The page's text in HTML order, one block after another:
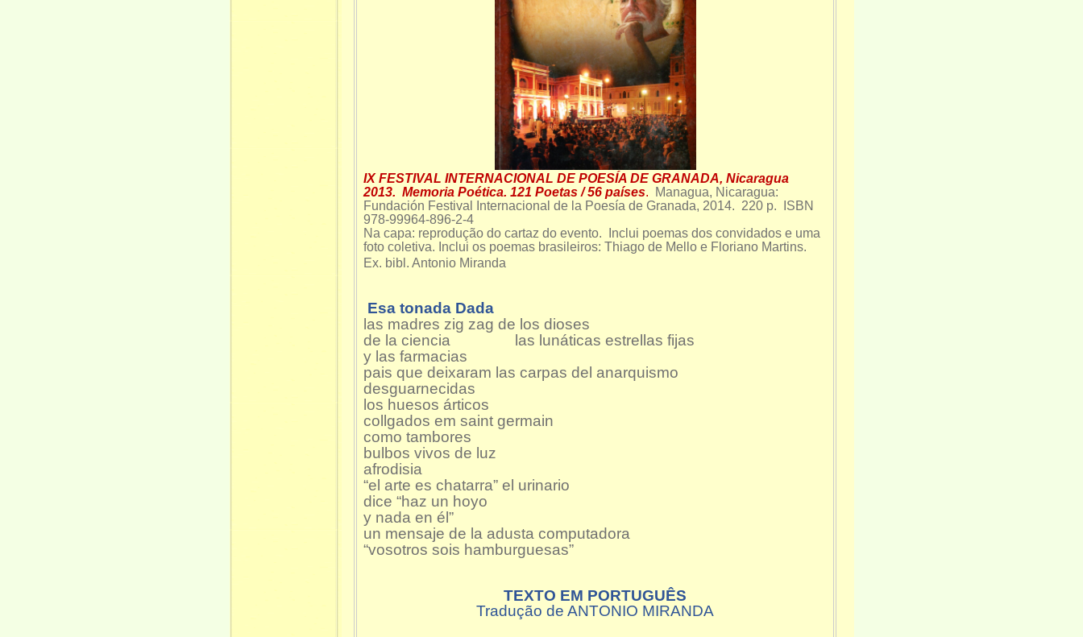
IX FESTIVAL INTERNACIONAL DE POESÍA DE GRANADA, Nicaragua
2013. Memoria Poética. 121 Poetas / 56 países.
Managua, Nicaragua:
Fundación Festival Internacional de la Poesía de Granada, 2014. 220 p. ISBN
978-99964-896-2-4
Na capa: reprodução do cartaz do evento. Inclui poemas dos convidados e uma
foto coletiva. Inclui os poemas brasileiros: Thiago de Mello e Floriano Martins.
Ex. bibl. Antonio Miranda
Esa tonada Dada
las madres zig zag de los dioses
de la ciencia las lunáticas estrellas fijas
y las farmacias
pais que deixaram las carpas del anarquismo
desguarnecidas
los huesos árticos
collgados em saint germain
como tambores
bulbos vivos de luz
afrodisia
“el arte es chatarra” el urinario
dice “haz un hoyo
y nada en él”
un mensaje de la adusta computadora
“vosotros sois hamburguesas”
TEXTO EM PORTUGUÊS
Tradução de ANTONIO MIRANDA